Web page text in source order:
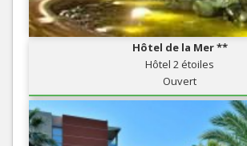
Hôtel de la Mer **
Hôtel 2 étoiles
Ouvert